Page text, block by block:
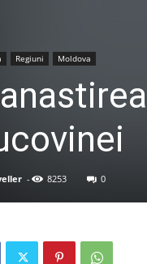
Regiuni Moldova
- 8253 0